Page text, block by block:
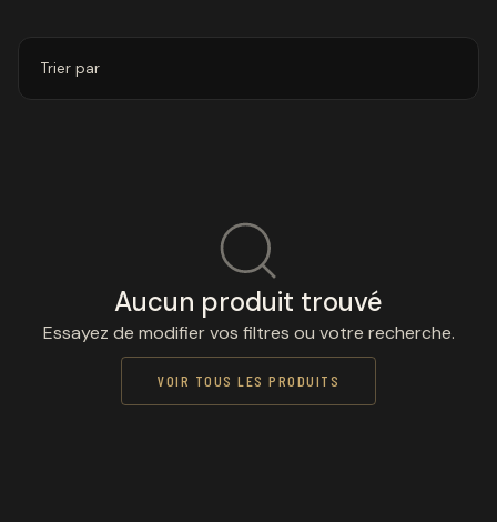
Trier par
Aucun produit trouvé
Essayez de modifier vos filtres ou votre recherche.
VOIR TOUS LES PRODUITS